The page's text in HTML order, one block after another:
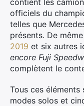
contient les
officiels du
telles que
présents. De
2019 et six autres
encore Fuji
complètent le
Tous ces
modes solos et